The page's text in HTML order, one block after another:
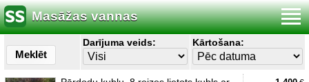
Masāžas vannas
Meklēt
Darījuma veids: Kārtošana: